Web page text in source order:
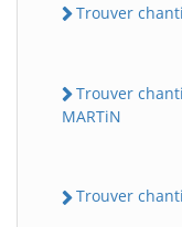
Trouver
Trouver
MARTiN
Trouver